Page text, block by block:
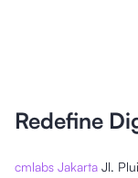
Redefine
cmlabs Jakarta Jl.